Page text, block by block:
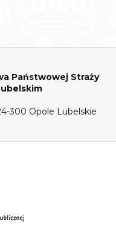
Państwowej Straży
300 Opole Lubelskie